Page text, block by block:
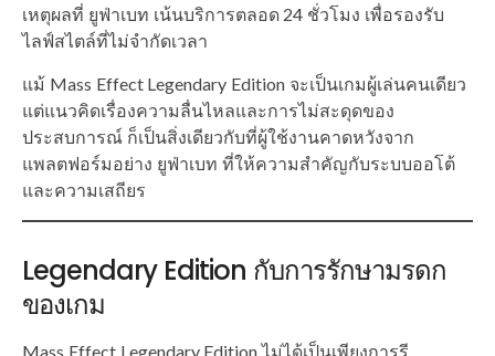
เหตุผลที่ ยูฟ่าเบท เน้นบริการตลอด 24 ชั่วโมง เพื่อรองรับ
ไลฟ์สไตล์ที่ไม่จำกัดเวลา
แม้ Mass Effect Legendary Edition จะเป็นเกมผู้เล่นคนเดียว
แต่แนวคิดเรื่องความลื่นไหลและการไม่สะดุดของ
ประสบการณ์ ก็เป็นสิ่งเดียวกับที่ผู้ใช้งานคาดหวังจาก
แพลตฟอร์มอย่าง ยูฟ่าเบท ที่ให้ความสำคัญกับระบบออโต้
และความเสถียร
Legendary Edition กับการรักษามรดก
ของเกม
Mass Effect Legendary Edition ไม่ได้เป็นเพียงการรี